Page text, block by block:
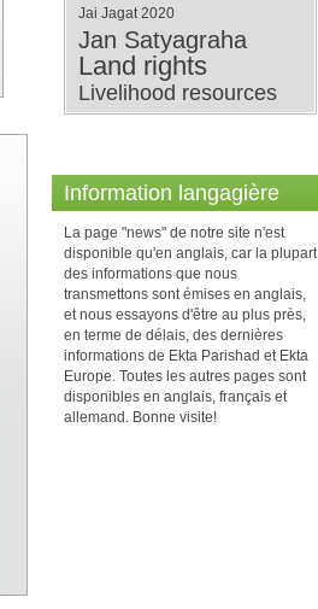
Jai Jagat 2020
Jan Satyagraha
Land rights
Livelihood resources
Information langagière
La page "news" de notre site n'est
disponible qu'en anglais, car la plupart
des informations que nous
transmettons sont émises en anglais,
et nous essayons d'être au plus près,
en terme de délais, des dernières
informations de Ekta Parishad et Ekta
Europe. Toutes les autres pages sont
disponibles en anglais, français et
allemand. Bonne visite!